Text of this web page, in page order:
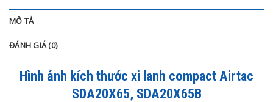
MÔ TẢ
ĐÁNH GIÁ (0)
Hình ảnh kích thước xi lanh compact Airtac
SDA20X65, SDA20X65B